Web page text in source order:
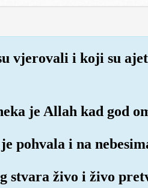
vjerovali i koji su
je Allah kad god
pohvala i na
stvara živo i živo